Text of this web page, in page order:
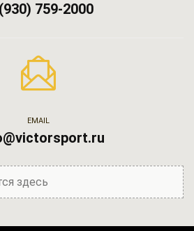
759-2000
EMAIL
здесь